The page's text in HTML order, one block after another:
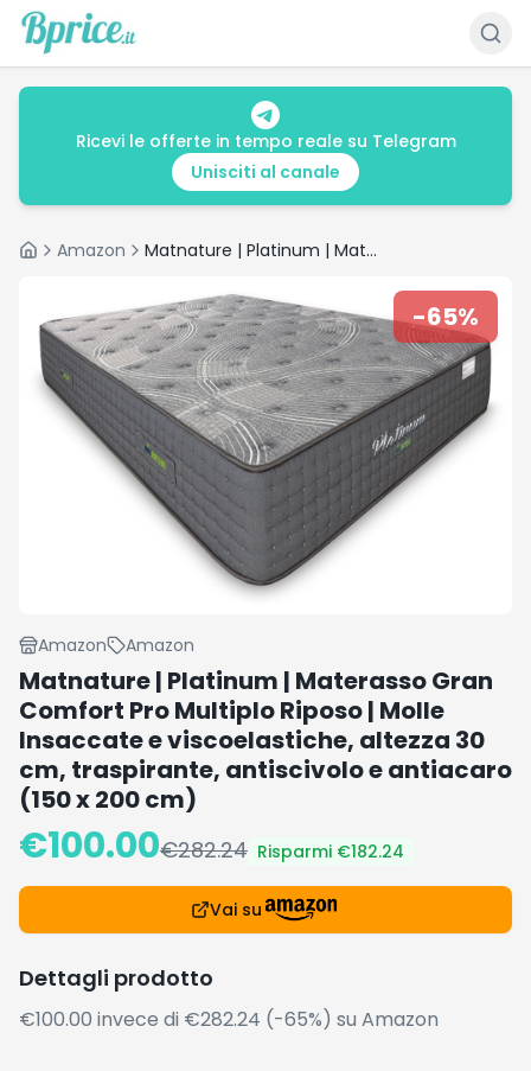
Ricevi le offerte in tempo reale su Telegram
Unisciti al canale
HomeAmazon Matnature | Platinum | Materasso Gran Comfort Pro Multiplo Riposo | Molle Insaccate e viscoelastiche, altezza 30 cm, traspirante, antiscivolo e antiacaro (150 x 200 cm)
-65%
Amazon Amazon
Matnature | Platinum | Materasso Gran
Comfort Pro Multiplo Riposo | Molle
Insaccate e viscoelastiche, altezza 30
cm, traspirante, antiscivolo e antiacaro
(150 x 200 cm)
€100.00€282.24 Risparmi €182.24
Vai su
Dettagli prodotto
€100.00 invece di €282.24 (-65%) su Amazon